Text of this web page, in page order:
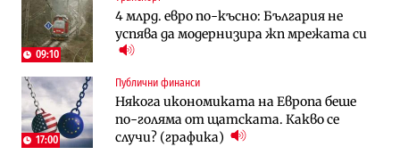
09:10
4 млрд. евро по-късно: България не
успява да модернизира жп мрежата си
17:00
Публични финанси
Някога икономиката на Европа беше
по-голяма от щатската. Какво се
случи? (графика)
Vivacom предлага над 150 устройства с
90% отстъпка през август
Компании
„Ендуросат“ ще строи огромен
космически и отбранителен център в
Доброславци
Столична община избра изпълнител за
преместването на трамвайното
трасе по бул. „Скобелев“
Енергетика
Държавният ТЕЦ „Марица изток 2“
работи с 5 блока